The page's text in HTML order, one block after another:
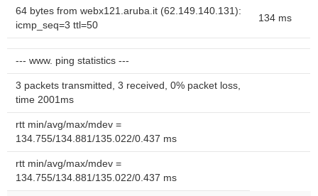
64 bytes from webx121.aruba.it (62.149.140.131):
icmp_seq=3 ttl=50
134 ms
--- www. ping statistics ---
3 packets transmitted, 3 received, 0% packet loss,
time 2001ms
rtt min/avg/max/mdev =
134.755/134.881/135.022/0.437 ms
rtt min/avg/max/mdev =
134.755/134.881/135.022/0.437 ms